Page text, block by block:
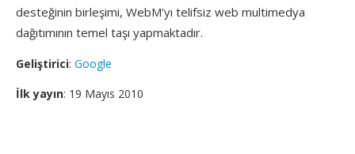
desteğinin birleşimi, WebM'yı telifsiz web multimedya
dağıtımının temel taşı yapmaktadır.
Geliştirici: Google
İlk yayın: 19 Mayıs 2010